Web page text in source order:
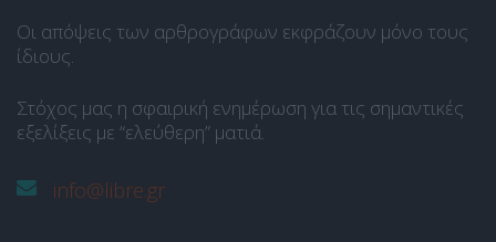
Οι απόψεις των αρθρογράφων εκφράζουν μόνο τους
ίδιους.
Στόχος μας η σφαιρική ενημέρωση για τις σημαντικές
εξελίξεις με “ελεύθερη” ματιά.
info@libre.gr